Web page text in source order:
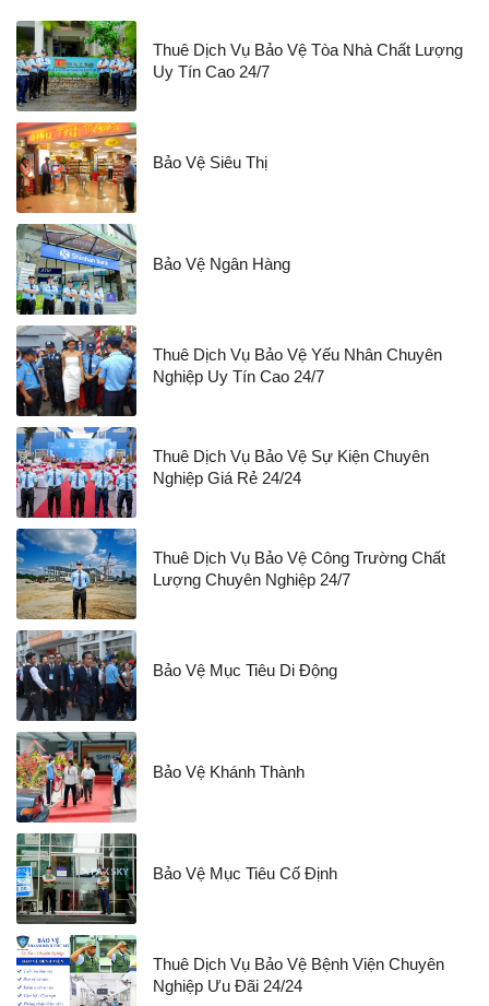
Thuê Dịch Vụ Bảo Vệ Tòa Nhà Chất Lượng
Uy Tín Cao 24/7
Bảo Vệ Siêu Thị
Bảo Vệ Ngân Hàng
Thuê Dịch Vụ Bảo Vệ Yếu Nhân Chuyên
Nghiệp Uy Tín Cao 24/7
Thuê Dịch Vụ Bảo Vệ Sự Kiện Chuyên
Nghiệp Giá Rẻ 24/24
Thuê Dịch Vụ Bảo Vệ Công Trường Chất
Lượng Chuyên Nghiệp 24/7
Bảo Vệ Mục Tiêu Di Động
Bảo Vệ Khánh Thành
Bảo Vệ Mục Tiêu Cố Định
Thuê Dịch Vụ Bảo Vệ Bệnh Viện Chuyên
Nghiệp Ưu Đãi 24/24